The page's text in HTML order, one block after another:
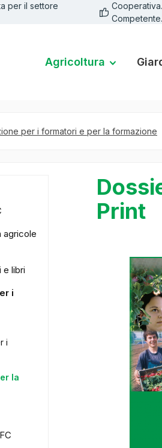
principale
per il settore
Competente.
Agricoltura
per i formatori e per la formazione
agricole
e libri
i
i
la
Print
Salta la galleria